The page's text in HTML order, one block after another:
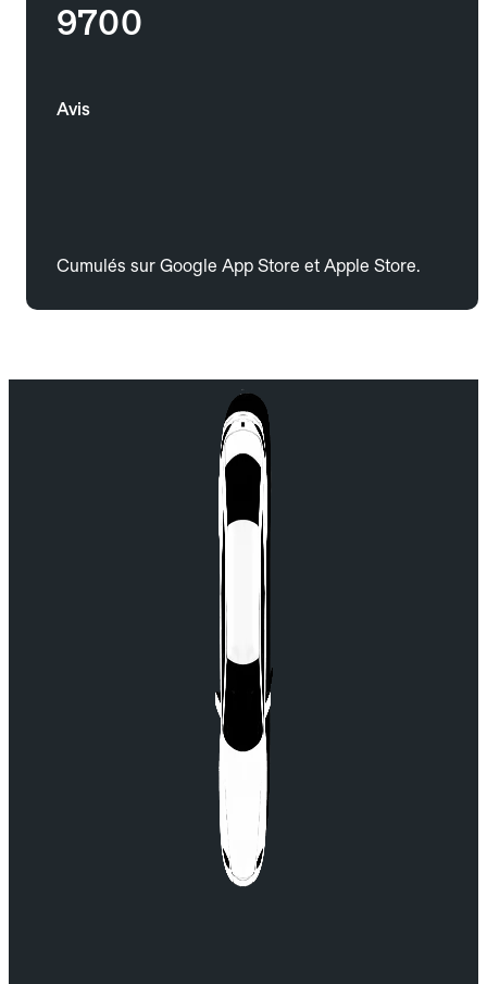
9700
Avis
Cumulés sur Google App Store et Apple Store.